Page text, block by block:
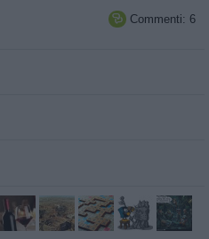
 Commenti: 6